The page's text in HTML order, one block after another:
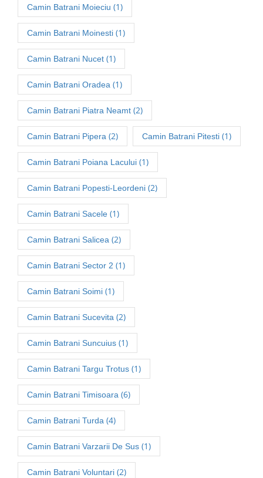
Camin Batrani Moieciu (1)
Camin Batrani Moinesti (1)
Camin Batrani Nucet (1)
Camin Batrani Oradea (1)
Camin Batrani Piatra Neamt (2)
Camin Batrani Pipera (2) Camin Batrani Pitesti (1)
Camin Batrani Poiana Lacului (1)
Camin Batrani Popesti-Leordeni (2)
Camin Batrani Sacele (1)
Camin Batrani Salicea (2)
Camin Batrani Sector 2 (1)
Camin Batrani Soimi (1)
Camin Batrani Sucevita (2)
Camin Batrani Suncuius (1)
Camin Batrani Targu Trotus (1)
Camin Batrani Timisoara (6)
Camin Batrani Turda (4)
Camin Batrani Varzarii De Sus (1)
Camin Batrani Voluntari (2)